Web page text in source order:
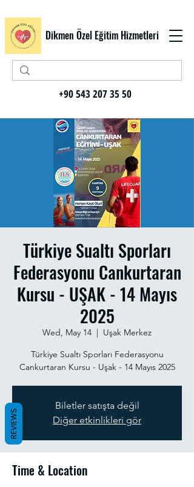
Dikmen Özel Eğitim Hizmetleri
+90 543 207 35 50
Türkiye Sualtı Sporları
Federasyonu Cankurtaran
Kursu - UŞAK - 14 Mayıs
2025
Wed, May 14
  |
Uşak Merkez
Türkiye Sualtı Sporları Federasyonu
Cankurtaran Kursu - Uşak - 14 Mayıs 2025
Biletler satışta değil
Diğer etkinlikleri gör
Time & Location
REVIEWS